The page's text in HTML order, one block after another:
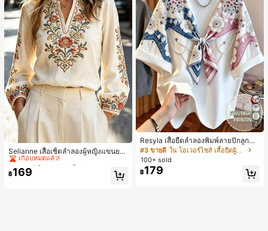
Selianne เสื้อเชิ้ตลำลองผู้หญิงแขนยา
ว คอวีเว้า ลายดอกไม้
#2 ขายดี
ใน งานปัก เสื้อทำงาน
เกือบหมดแล้ว!
#2 ขายดี ใน งานปัก เสื้อทำงาน
เกือบหมดแล้ว!
#2 ขายดี ใน งานปัก เสื้อทำงาน
เกือบหมดแล้ว!
฿169
7
Resyla เสื้อยืดลำลองพิมพ์ลายปักลูกปัด
รูปโบว์ขนาดใหญ่สำหรับผู้หญิง
#3 ขายดี
ใน โอเวอร์ไซส์ เสื้อยืดผู้หญิง
100+ sold
฿179